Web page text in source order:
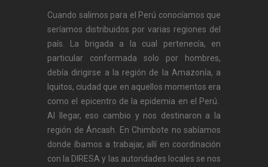
Cuando salimos para el Perú conocíamos que
seríamos distribuidos por varias regiones del
país. La brigada a la cual pertenecía, en
particular conformada solo por hombres,
debía dirigirse a la región de la Amazonía, a
Iquitos, ciudad que en aquellos momentos era
como el epicentro de la epidemia en el Perú.
Al llegar, eso cambio y nos destinaron a la
región de Áncash. En Chimbote no sabíamos
donde íbamos a trabajar, allí en coordinación
con la DIRESA y las autoridades locales se nos